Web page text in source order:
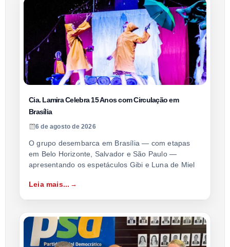
Cia. Lamira Celebra 15 Anos com Circulação em
Brasília
6 de agosto de 2026
O grupo desembarca em Brasília — com etapas
em Belo Horizonte, Salvador e São Paulo —
apresentando os espetáculos Gibi e Luna de Miel
Leia mais...